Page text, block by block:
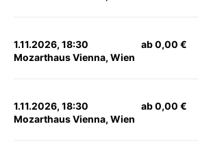
1.11.2026, 18:30
Mozarthaus Vienna, Wien
ab 0,00 €
1.11.2026, 18:30
Mozarthaus Vienna, Wien
ab 0,00 €